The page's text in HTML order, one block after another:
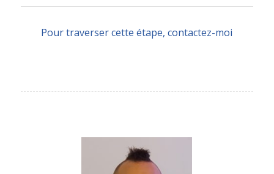
Pour traverser cette étape, contactez-moi